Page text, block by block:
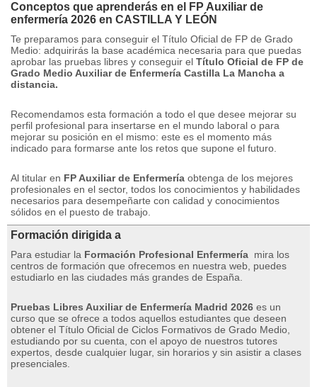
Conceptos que aprenderás en el FP Auxiliar de
enfermería 2026 en CASTILLA Y LEÓN
Te preparamos para conseguir el Título Oficial de FP de Grado
Medio: adquirirás la base académica necesaria para que puedas
aprobar las pruebas libres y conseguir el Título Oficial de FP de
Grado Medio Auxiliar de Enfermería Castilla La Mancha a
distancia.
Recomendamos esta formación a todo el que desee mejorar su
perfil profesional para insertarse en el mundo laboral o para
mejorar su posición en el mismo: este es el momento más
indicado para formarse ante los retos que supone el futuro.
Al titular en FP Auxiliar de Enfermería obtenga de los mejores
profesionales en el sector, todos los conocimientos y habilidades
necesarios para desempeñarte con calidad y conocimientos
sólidos en el puesto de trabajo.
Formación dirigida a
Para estudiar la Formación Profesional Enfermería mira los
centros de formación que ofrecemos en nuestra web, puedes
estudiarlo en las ciudades más grandes de España
Pruebas Libres Auxiliar de Enfermería Madrid 2026 es un
curso que se ofrece a todos aquellos estudiantes que deseen
obtener el Título Oficial de Ciclos Formativos de Grado Medio,
estudiando por su cuenta, con el apoyo de nuestros tutores
expertos, desde cualquier lugar, sin horarios y sin asistir a clases
presenciales.